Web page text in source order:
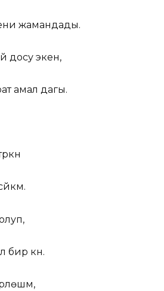
жамандады.
досу экен,
амал дагы.
күн.